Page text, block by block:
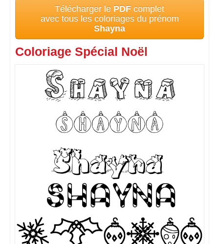
Télécharger le PDF complet
avec tous les coloriages du prénom
Shayna
Coloriage Spécial Noël